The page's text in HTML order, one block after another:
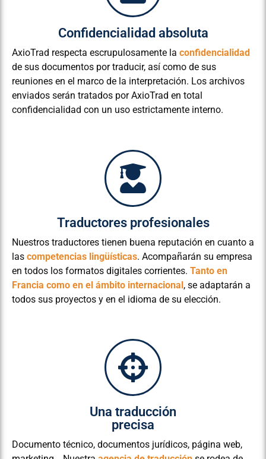
Confidencialidad absoluta
AxioTrad respecta escrupulosamente la confidencialidad
de sus documentos por traducir, así como de sus
reuniones en el marco de la interpretación. Los archivos
enviados serán tratados por AxioTrad en total
confidencialidad con un uso estrictamente interno.
Traductores profesionales
Nuestros traductores tienen buena reputación en cuanto a
las competencias lingüísticas. Acompañarán su empresa
en todos los formatos digitales corrientes. Tanto en
Francia como en el ámbito internacional, se adaptarán a
todos sus proyectos y en el idioma de su elección.
Una traducción
precisa
Documento técnico, documentos jurídicos, página web,